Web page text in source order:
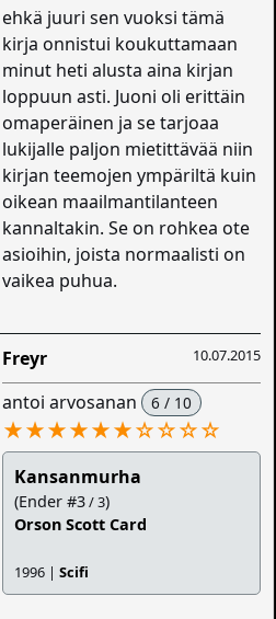
ehkä juuri sen vuoksi tämä
kirja onnistui koukuttamaan
minut heti alusta aina kirjan
loppuun asti. Juoni oli erittäin
omaperäinen ja se tarjoaa
lukijalle paljon mietittävää niin
kirjan teemojen ympäriltä kuin
oikean maailmantilanteen
kannaltakin. Se on rohkea ote
asioihin, joista normaalisti on
vaikea puhua.
10.07.2015
Freyr
antoi arvosanan 6 / 10
★★★★★★☆☆☆☆
Kansanmurha
(Ender #3/ 3)
Orson Scott Card
1996 |Scifi